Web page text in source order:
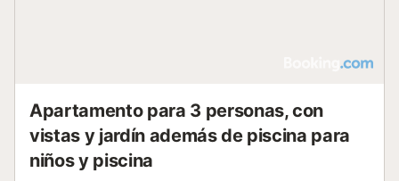
Apartamento para 3 personas, con
vistas y jardín además de piscina para
niños y piscina